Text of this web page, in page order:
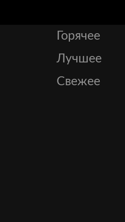
Горячее
Лучшее
Свежее